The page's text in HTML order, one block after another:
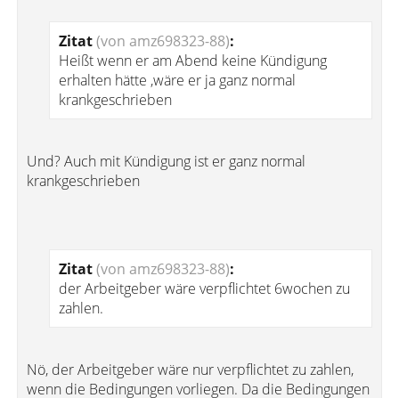
Zitat(von amz698323-88):
Heißt wenn er am Abend keine Kündigung
erhalten hätte ,wäre er ja ganz normal
krankgeschrieben
Und? Auch mit Kündigung ist er ganz normal
krankgeschrieben
Zitat(von amz698323-88):
der Arbeitgeber wäre verpflichtet 6wochen zu
zahlen.
Nö, der Arbeitgeber wäre nur verpflichtet zu zahlen,
wenn die Bedingungen vorliegen. Da die Bedingungen